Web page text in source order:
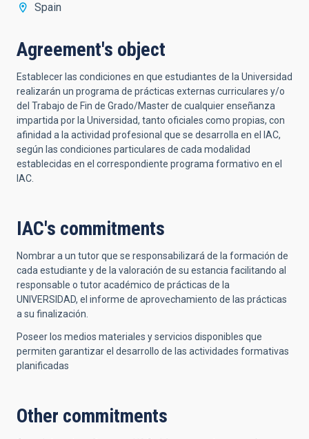
Spain
Agreement's object
Establecer las condiciones en que estudiantes de la Universidad
realizarán un programa de prácticas externas curriculares y/o
del Trabajo de Fin de Grado/Master de cualquier enseñanza
impartida por la Universidad, tanto oficiales como propias, con
afinidad a la actividad profesional que se desarrolla en el IAC,
según las condiciones particulares de cada modalidad
establecidas en el correspondiente programa formativo en el
IAC.
IAC's commitments
Nombrar a un tutor que se responsabilizará de la formación de
cada estudiante y de la valoración de su estancia facilitando al
responsable o tutor académico de prácticas de la
UNIVERSIDAD, el informe de aprovechamiento de las prácticas
a su finalización.
Poseer los medios materiales y servicios disponibles que
permiten garantizar el desarrollo de las actividades formativas
planificadas
Other commitments